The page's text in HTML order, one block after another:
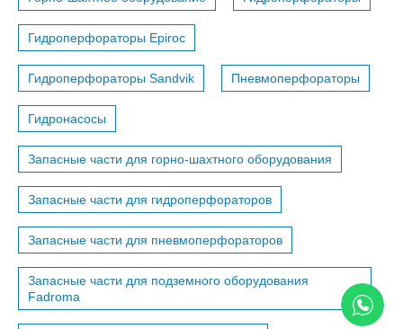
Гидроперфораторы Epiroc
Гидроперфораторы Sandvik Пневмоперфораторы
Гидронасосы
Запасные части для горно-шахтного оборудования
Запасные части для гидроперфораторов
Запасные части для пневмоперфораторов
Запасные части для подземного оборудования
Fadroma